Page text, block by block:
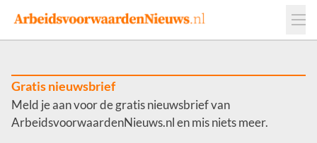
Events
Adverteren
Werkgevers
Contact
Gratis nieuwsbrief
Meld je aan voor de gratis nieuwsbrief van
ArbeidsvoorwaardenNieuws.nl en mis niets meer.